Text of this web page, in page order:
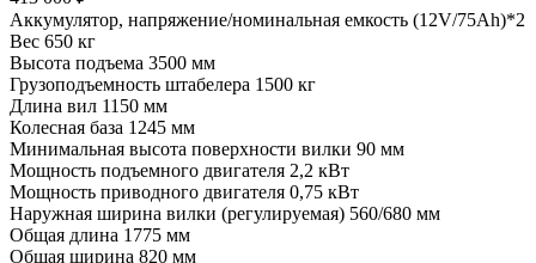
Аккумулятор, напряжение/номинальная емкость (12V/75Ah)*2
Вес 650 кг
Высота подъема 3500 мм
Грузоподъемность штабелера 1500 кг
Длина вил 1150 мм
Колесная база 1245 мм
Минимальная высота поверхности вилки 90 мм
Мощность подъемного двигателя 2,2 кВт
Мощность приводного двигателя 0,75 кВт
Наружная ширина вилки (регулируемая) 560/680 мм
Общая длина 1775 мм
Общая ширина 820 мм